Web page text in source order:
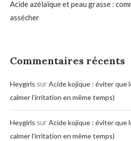
Acide azélaïque et peau grasse :
assécher
Commentaires récents
Heygirls surAcide kojique : éviter que
calmer l’irritation en même temps)
Heygirls surAcide kojique : éviter que
calmer l’irritation en même temps)